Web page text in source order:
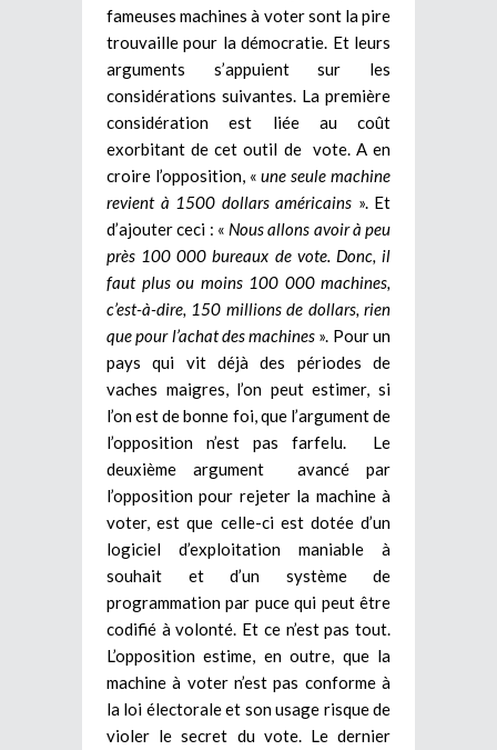
fameuses machines à voter sont la pire
trouvaille pour la démocratie. Et leurs
arguments s’appuient sur les
considérations suivantes. La première
considération est liée au coût
exorbitant de cet outil de vote. A en
croire l’opposition, «une seule machine
revient à 1500 dollars américains ». Et
d’ajouter ceci : « Nous allons avoir à peu
près 100 000 bureaux de vote. Donc, il
faut plus ou moins 100 000 machines,
c’est-à-dire, 150 millions de dollars, rien
que pour l’achat des machines ». Pour un
pays qui vit déjà des périodes de
vaches maigres, l’on peut estimer, si
l’on est de bonne foi, que l’argument de
l’opposition n’est pas farfelu. Le
deuxième argument avancé par
l’opposition pour rejeter la machine à
voter, est que celle-ci est dotée d’un
logiciel d’exploitation maniable à
souhait et d’un système de
programmation par puce qui peut être
codifié à volonté. Et ce n’est pas tout.
L’opposition estime, en outre, que la
machine à voter n’est pas conforme à
la loi électorale et son usage risque de
violer le secret du vote. Le dernier